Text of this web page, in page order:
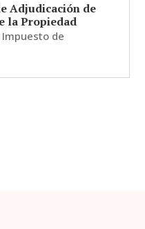
Adjudicación de
la Propiedad
de